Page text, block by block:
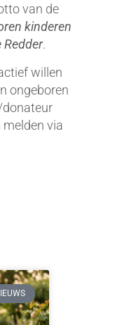
van de
kinderen
Redder.
willen
ongeboren
via